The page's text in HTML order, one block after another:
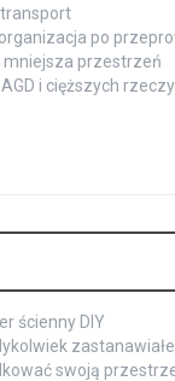
po
mniejsza przestrzeń
i cięższych rzeczy
ścienny DIY
swoją